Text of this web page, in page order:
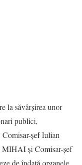
la săvârșirea unor
publici,
șef Iulian
și Comisar-șef
de îndată organele